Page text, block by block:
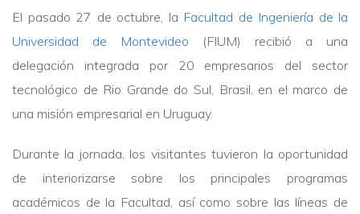
El pasado 27 de octubre, la Facultad de Ingeniería de la
Universidad de Montevideo (FIUM) recibió a una
delegación integrada por 20 empresarios del sector
tecnológico de Rio Grande do Sul, Brasil, en el marco de
una misión empresarial en Uruguay.
Durante la jornada, los visitantes tuvieron la oportunidad
de interiorizarse sobre los principales programas
académicos de la Facultad, así como sobre las líneas de